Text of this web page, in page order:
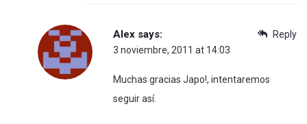
Reply
Alex says:
3 noviembre, 2011 at 14:03
Muchas gracias Japo!, intentaremos
seguir así.